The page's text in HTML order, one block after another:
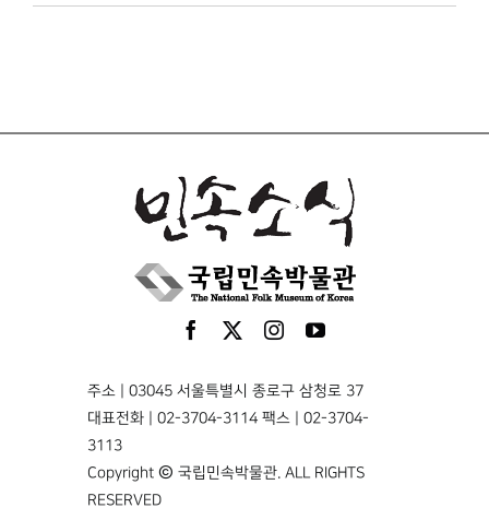
주소 | 03045 서울특별시 종로구 삼청로 37
대표전화 | 02-3704-3114 팩스 | 02-3704-
3113
Copyright © 국립민속박물관. ALL RIGHTS
RESERVED